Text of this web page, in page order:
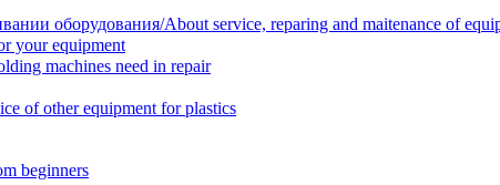
оборудования/About service, reparing and maitenance of
your equipment
machines need in repair
of other equipment for plastics
beginners